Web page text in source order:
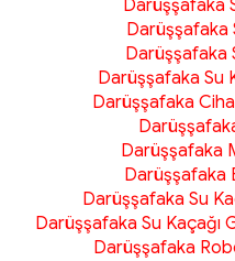
Darüşşafaka
Darüşşafaka
Darüşşafaka
Darüşşafaka Su
Darüşşafaka
Darüşşafaka
Darüşşafaka
Darüşşafaka Su
Darüşşafaka Su Kaçağı
Darüşşafaka